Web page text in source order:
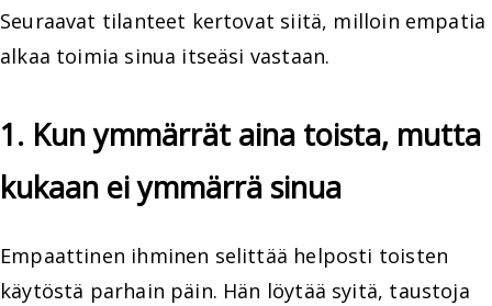
Seuraavat tilanteet kertovat siitä, milloin empatia
alkaa toimia sinua itseäsi vastaan.
1. Kun ymmärrät aina toista, mutta
kukaan ei ymmärrä sinua
Empaattinen ihminen selittää helposti toisten
käytöstä parhain päin. Hän löytää syitä, taustoja